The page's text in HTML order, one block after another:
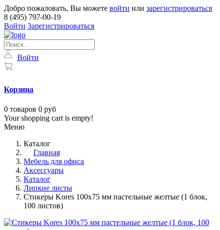
Добро пожаловать, Вы можете войти или зарегистрироваться
8 (495) 797-00-19
Войти Зарегистрироваться
Войти
Корзина
0 товаров 0 руб
Your shopping cart is empty!
Меню
Каталог
Главная
Мебель для офиса
Аксессуары
Каталог
Липкие листы
Стикеры Kores 100x75 мм пастельные желтые (1 блок,
100 листов)